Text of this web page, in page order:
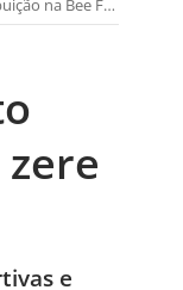
na Bee Fenati!
e